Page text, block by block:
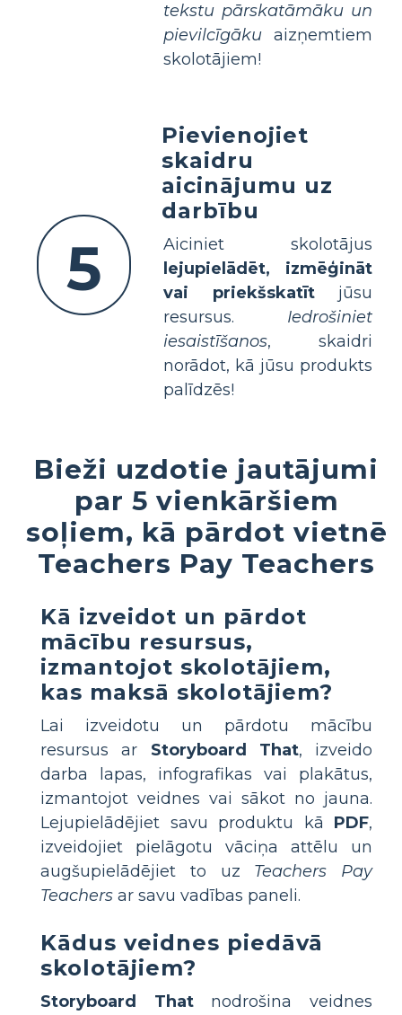
tekstu pārskatāmāku un
pievilcīgāku aizņemtiem
skolotājiem!
5
Pievienojiet
skaidru
aicinājumu uz
darbību
Aiciniet skolotājus
lejupielādēt, izmēģināt
vai priekšskatītjūsu
resursus. Iedrošiniet
iesaistīšanos, skaidri
norādot, kā jūsu produkts
palīdzēs!
Bieži uzdotie jautājumi
par 5 vienkāršiem
soļiem, kā pārdot vietnē
Teachers Pay Teachers
Kā izveidot un pārdot
mācību resursus,
izmantojot skolotājiem,
kas maksā skolotājiem?
Lai izveidotu un pārdotu mācību
resursus ar Storyboard That, izveido
darba lapas, infografikas vai plakātus,
izmantojot veidnes vai sākot no jauna.
Lejupielādējiet savu produktu kā PDF,
izveidojiet pielāgotu vāciņa attēlu un
augšupielādējiet to uz Teachers Pay
Teachers ar savu vadības paneli.
Kādus veidnes piedāvā
skolotājiem?
Storyboard Thatnodrošina veidnes